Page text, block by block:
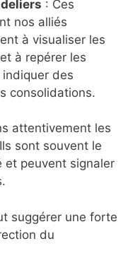
: Ces
nos alliés
à visualiser les
à repérer les
des
consolidations.
attentivement les
sont souvent le
et peuvent signaler
suggérer une forte
du